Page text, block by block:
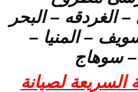
الغردقه – البحر
– المنيا –
سوهاج
السريعة لصيانة